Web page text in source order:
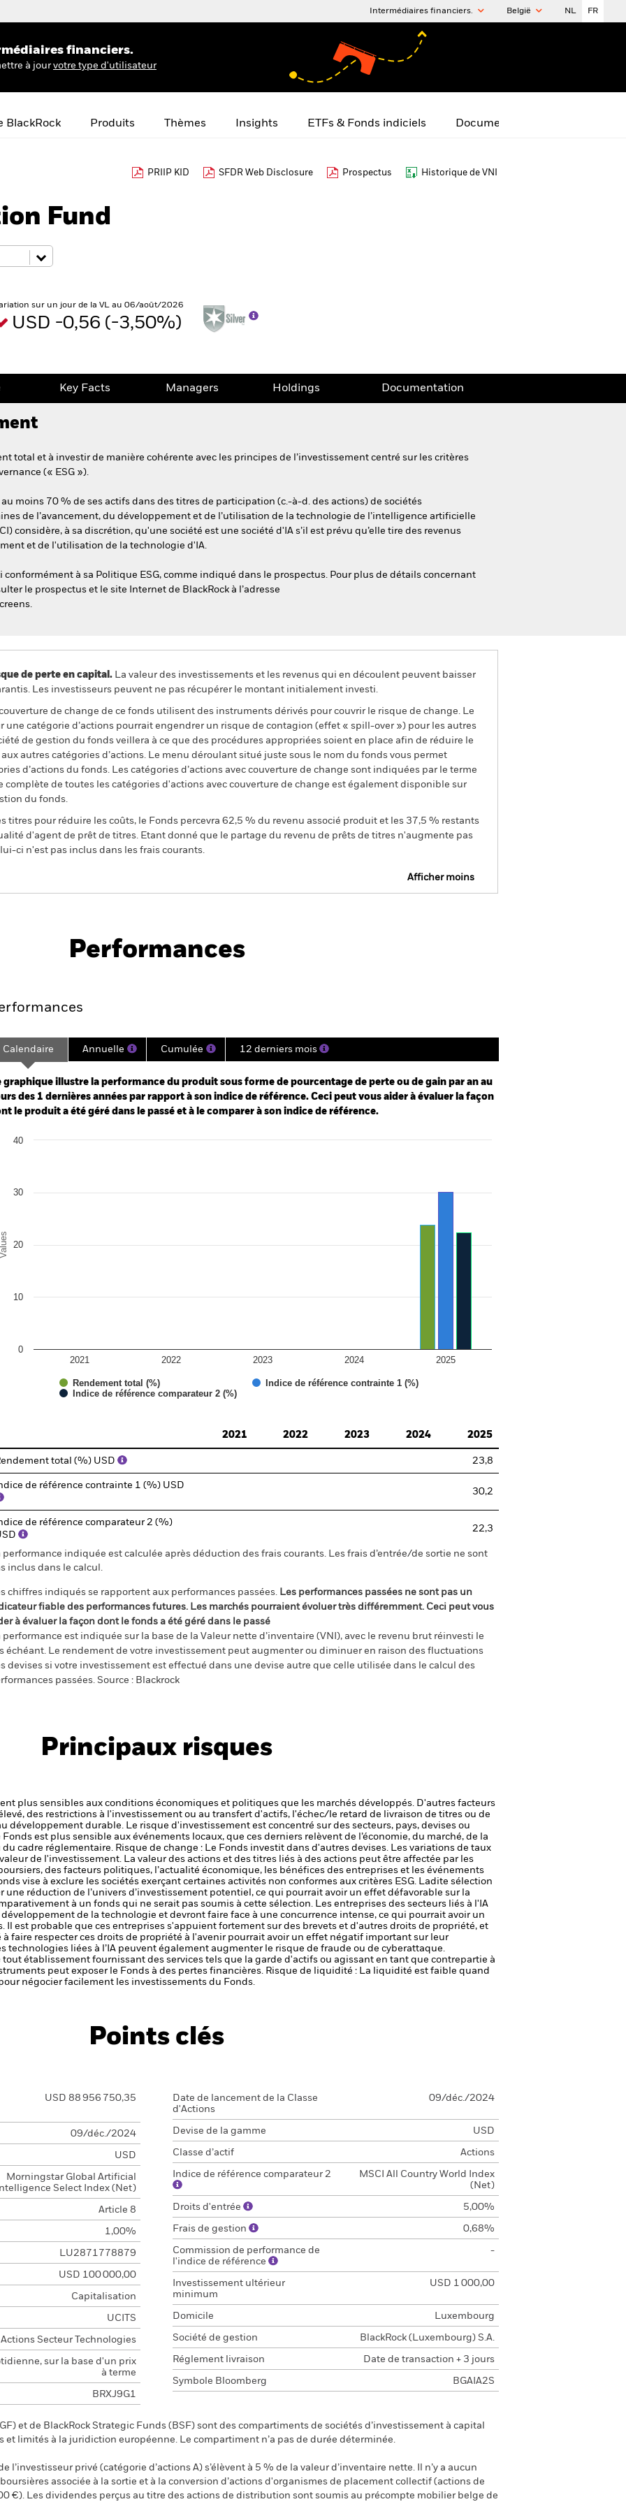
Intermédiaires financiers. België NL FR
financiers.
à jour votre type d'utilisateur
BlackRock Produits Thèmes Insights ETFs & Fonds indiciels Documents
PRIIP KID SFDR Web Disclosure Prospectus Historique de VNI
Fund
sur un jour de la VL au 06/août/2026
USD -0,56 (-3,50%)
Key Facts Managers Holdings Documentation
total et à investir de manière cohérente avec les principes de l’investissement centré sur les critères
(« ESG »).
moins 70 % de ses actifs dans des titres de participation (c.-à-d. des actions) de sociétés
de l’avancement, du développement et de l’utilisation de la technologie de l’intelligence artificielle
considère, à sa discrétion, qu'une société est une société d'IA s’il est prévu qu’elle tire des revenus
et de l'utilisation de la technologie d'IA.
conformément à sa Politique ESG, comme indiqué dans le prospectus. Pour plus de détails concernant
le prospectus et le site Internet de BlackRock à l’adresse
de perte en capital. La valeur des investissements et les revenus qui en découlent peuvent baisser
Les investisseurs peuvent ne pas récupérer le montant initialement investi.
couverture de change de ce fonds utilisent des instruments dérivés pour couvrir le risque de change. Le
une catégorie d’actions pourrait engendrer un risque de contagion (effet « spill-over ») pour les autres
de gestion du fonds veillera à ce que des procédures appropriées soient en place afin de réduire le
autres catégories d’actions. Le menu déroulant situé juste sous le nom du fonds vous permet
d’actions du fonds. Les catégories d’actions avec couverture de change sont indiquées par le terme
de toutes les catégories d'actions avec couverture de change est également disponible sur
du fonds.
titres pour réduire les coûts, le Fonds percevra 62,5 % du revenu associé produit et les 37,5 % restants
d'agent de prêt de titres. Etant donné que le partage du revenu de prêts de titres n'augmente pas
ci n'est pas inclus dans les frais courants.
Afficher moins
Key Facts Managers
Performances
2024-11-30 00:00:00 to 2026-07-31 00:00:00.
-80 to 160.
Calendaire Annuelle Cumulée 12 derniers mois
graphique illustre la performance du produit sous forme de pourcentage de perte ou de gain par an au
des 1 dernières années par rapport à son indice de référence. Ceci peut vous aider à évaluer la façon
le produit a été géré dans le passé et à le comparer à son indice de référence.
chart with 3 data series.
Values
Rendement total (%)
Indice de référence contrainte 1 (%)
Indice de référence comparateur 2 (%)
2021 2022 2023 2024 2025
0
10
20
30
40
2021
2022 2023 2024 2025
total (%) USD 23,8
de référence contrainte 1 (%) USD
30,2
de référence comparateur 2 (%)
22,3
performance indiquée est calculée après déduction des frais courants. Les frais d’entrée/de sortie ne sont
inclus dans le calcul.
chiffres indiqués se rapportent aux performances passées. Les performances passées ne sont pas un
fiable des performances futures. Les marchés pourraient évoluer très différemment. Ceci peut vous
à évaluer la façon dont le fonds a été géré dans le passé
performance est indiquée sur la base de la Valeur nette d’inventaire (VNI), avec le revenu brut réinvesti le
échéant. Le rendement de votre investissement peut augmenter ou diminuer en raison des fluctuations
devises si votre investissement est effectué dans une devise autre que celle utilisée dans le calcul des
passées. Source : Blackrock
Principaux risques
plus sensibles aux conditions économiques et politiques que les marchés développés. D'autres facteurs
des restrictions à l'investissement ou au transfert d'actifs, l'échec/le retard de livraison de titres ou de
développement durable. Le risque d'investissement est concentré sur des secteurs, pays, devises ou
est plus sensible aux événements locaux, que ces derniers relèvent de l’économie, du marché, de la
cadre réglementaire. Risque de change : Le Fonds investit dans d'autres devises. Les variations de taux
de l'investissement. La valeur des actions et des titres liés à des actions peut être affectée par les
des facteurs politiques, l’actualité économique, les bénéfices des entreprises et les événements
vise à exclure les sociétés exerçant certaines activités non conformes aux critères ESG. Ladite sélection
une réduction de l’univers d’investissement potentiel, ce qui pourrait avoir un effet défavorable sur la
à un fonds qui ne serait pas soumis à cette sélection. Les entreprises des secteurs liés à l'IA
de la technologie et devront faire face à une concurrence intense, ce qui pourrait avoir un
Il est probable que ces entreprises s'appuient fortement sur des brevets et d'autres droits de propriété, et
faire respecter ces droits de propriété à l'avenir pourrait avoir un effet négatif important sur leur
technologies liées à l’IA peuvent également augmenter le risque de fraude ou de cyberattaque.
établissement fournissant des services tels que la garde d'actifs ou agissant en tant que contrepartie à
peut exposer le Fonds à des pertes financières. Risque de liquidité : La liquidité est faible quand
négocier facilement les investissements du Fonds.
Points clés
USD 88 956 750,35
09/déc./2024
USD
Morningstar Global Artificial
Intelligence Select Index (Net)
Article 8
1,00%
LU2871778879
USD 100 000,00
Capitalisation
UCITS
Actions Secteur Technologies
sur la base d'un prix
à terme
BRXJ9G1
Date de lancement de la Classe
d'Actions
09/déc./2024
Devise de la gamme USD
Classe d’actif Actions
Indice de référence comparateur 2
MSCI All Country World Index
(Net)
Droits d'entrée 5,00%
Frais de gestion 0,68%
Commission de performance de
l'indice de référence
-
Investissement ultérieur
minimum
USD 1 000,00
Domicile Luxembourg
Société de gestion BlackRock (Luxembourg) S.A.
Réglement livraison Date de transaction + 3 jours
Symbole Bloomberg BGAIA2S
et de BlackRock Strategic Funds (BSF) sont des compartiments de sociétés d’investissement à capital
et limités à la juridiction européenne. Le compartiment n’a pas de durée déterminée.
l’investisseur privé (catégorie d’actions A) s’élèvent à 5 % de la valeur d’inventaire nette. Il n’y a aucun
associée à la sortie et à la conversion d’actions d'organismes de placement collectif (actions de
€). Les dividendes perçus au titre des actions de distribution sont soumis au précompte mobilier belge de